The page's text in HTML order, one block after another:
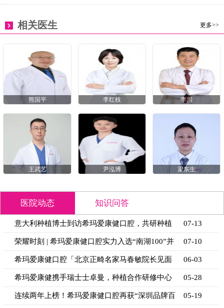
更多>>
相关医生
熊国平 李红枝 李川
王武艺 尹泓博 梁东生
医院动态 知识问答
意大利种植博士到访希玛爱康健口腔，共研种植
技术新思
07-13
荣耀时刻 | 希玛爱康健口腔实力入选“南湖100”并
获官
07-10
希玛爱康健口腔「北京正畸名家马春敏院长见面
日」活动
06-03
希玛爱康健携手瑞士士卓曼，种植合作研修中心
揭牌
05-28
连续两年上榜！希玛爱康健口腔再获“深圳品牌百 05-19